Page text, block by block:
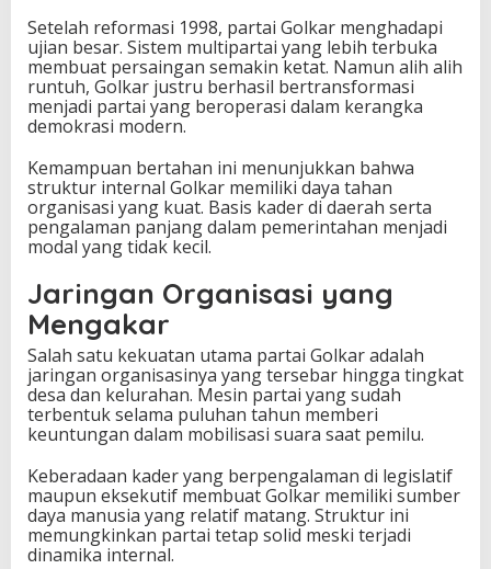
d
o
n
e
s
Setelah reformasi 1998, partai Golkar menghadapi
ujian besar. Sistem multipartai yang lebih terbuka
membuat persaingan semakin ketat. Namun alih alih
runtuh, Golkar justru berhasil bertransformasi
menjadi partai yang beroperasi dalam kerangka
demokrasi modern.
Kemampuan bertahan ini menunjukkan bahwa
struktur internal Golkar memiliki daya tahan
organisasi yang kuat. Basis kader di daerah serta
pengalaman panjang dalam pemerintahan menjadi
modal yang tidak kecil.
Jaringan Organisasi yang
Mengakar
Salah satu kekuatan utama partai Golkar adalah
jaringan organisasinya yang tersebar hingga tingkat
desa dan kelurahan. Mesin partai yang sudah
terbentuk selama puluhan tahun memberi
keuntungan dalam mobilisasi suara saat pemilu.
Keberadaan kader yang berpengalaman di legislatif
maupun eksekutif membuat Golkar memiliki sumber
daya manusia yang relatif matang. Struktur ini
memungkinkan partai tetap solid meski terjadi
dinamika internal.